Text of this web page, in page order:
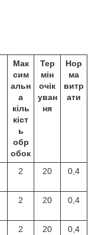
Мак
сим
альн
а
кіль
кіст
ь
обр
обок
Тер
мін
очік
уван
ня
Нор
ма
витр
ати
2 20 0,4
2 20 0,4
2 20 0,4